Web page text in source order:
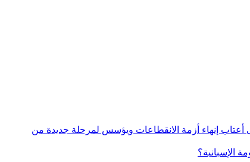
ببولمان.. مشروع استراتيجي بـ251 مليون درهم يضع الإقليم على أعتاب إنهاء أزمة الانقطاعات ويؤسس لمرحلة جديدة من
الإسبانية؟